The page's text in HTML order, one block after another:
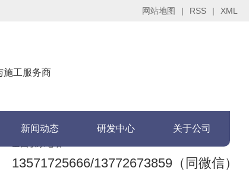
网站地图 | RSS | XML
施工服务商
13571725666/13772673859（同微信）
新闻动态 研发中心 关于公司